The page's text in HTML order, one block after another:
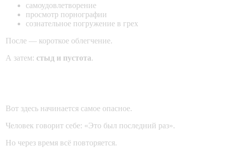
самоудовлетворение
просмотр порнографии
сознательное погружение в грех
После — короткое облегчение.
А затем: стыд и пустота.
Вот здесь начинается самое опасное.
Человек говорит себе: «Это был последний раз».
Но через время всё повторяется.